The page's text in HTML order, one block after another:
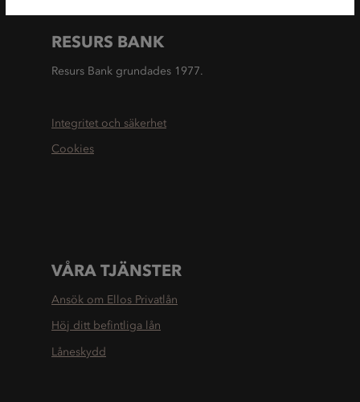
RESURS BANK
Resurs Bank grundades 1977.
Integritet och säkerhet
Cookies
VÅRA TJÄNSTER
Ansök om Ellos Privatlån
Höj ditt befintliga lån
Låneskydd